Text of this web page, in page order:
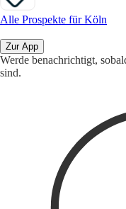
Alle Prospekte für Köln
Zur App
Werde benachrichtigt,
sind.